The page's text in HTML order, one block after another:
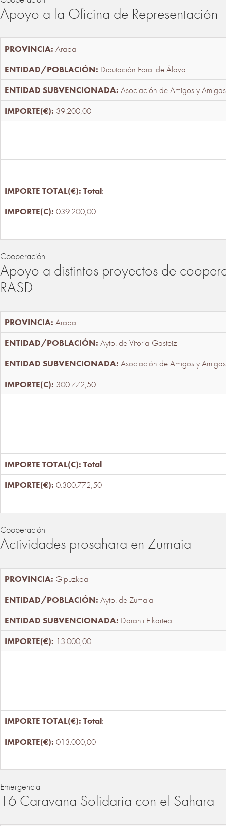
Apoyo a la Oficina de Representación
Araba
Diputación Foral de Álava
Asociación de Amigos y
39.200,00
Total:
039.200,00
Cooperación
Apoyo a distintos proyectos de
RASD
Araba
Ayto. de Vitoria-Gasteiz
Asociación de Amigos y
300.772,50
Total:
0.300.772,50
Cooperación
Actividades prosahara en Zumaia
Gipuzkoa
Ayto. de Zumaia
Darahli Elkartea
13.000,00
Total:
013.000,00
Emergencia
16 Caravana Solidaria con el Sahara